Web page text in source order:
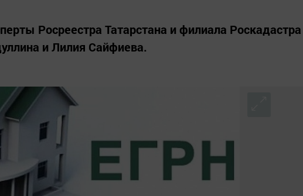
Росреестра Татарстана и филиала Роскадастра
и Лилия Сайфиева.